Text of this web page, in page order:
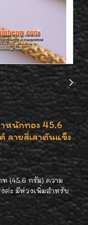
หนักทอง 45.6
ลายสี่เสาตันแข็ง
(45.6 กรัม) ความ
ค่ะ มีห่วงเพิ่มสำหรับ